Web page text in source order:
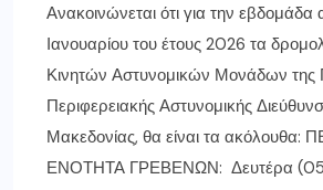
Ανακοινώνεται ότι για την
Ιανουαρίου του έτους 2026 τα
Κινητών Αστυνομικών Μονάδων της
Περιφερειακής Αστυνομικής
Μακεδονίας, θα είναι τα ακόλουθα:
ΕΝΟΤΗΤΑ ΓΡΕΒΕΝΩΝ: Δευτέρα